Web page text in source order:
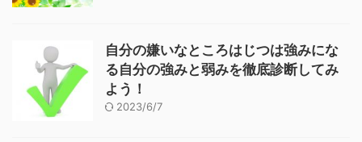
自分の嫌いなところはじつは強みにな
る自分の強みと弱みを徹底診断してみ
よう！
2023/6/7